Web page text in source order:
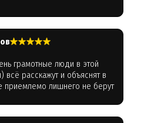
грамотные люди в этой
всё расскажут и объяснят в
лишнего не берут